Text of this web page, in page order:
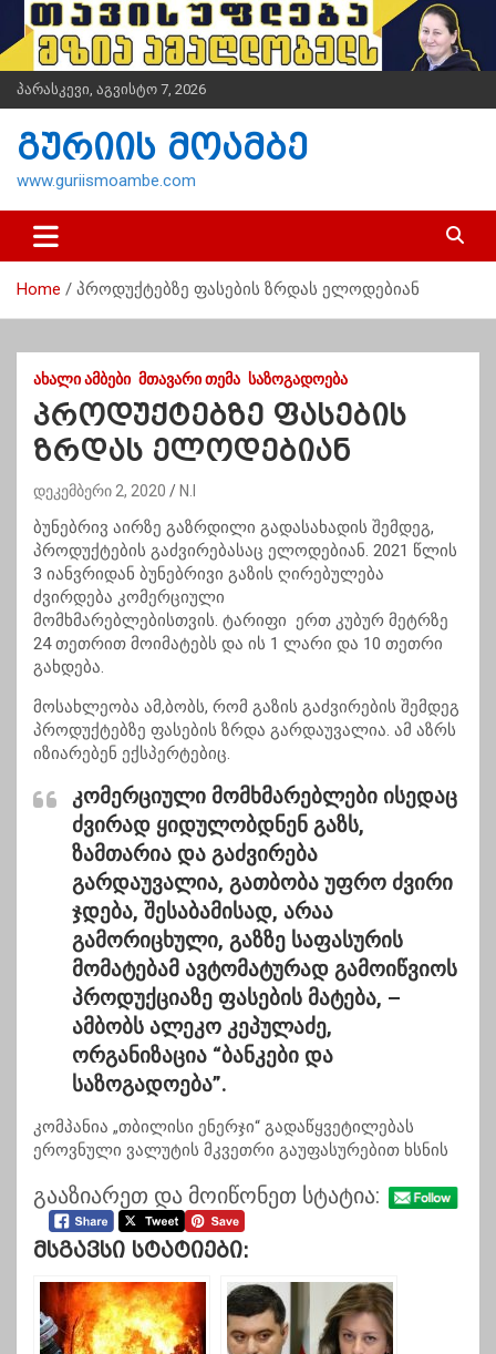
i
t
n
პარასკევი, აგვისტო 7, 2026
გურიის მოამბე
www.guriismoambe.com
Home პროდუქტებზე ფასების ზრდას ელოდებიან
ᲐᲮᲐᲚᲘ ᲐᲛᲑᲔᲑᲘ ᲛᲗᲐᲕᲐᲠᲘ ᲗᲔᲛᲐ ᲡᲐᲖᲝᲒᲐᲓᲝᲔᲑᲐ
პროდუქტებზე ფასების
ზრდას ელოდებიან
დეკემბერი 2, 2020 N.I
ბუნებრივ აირზე გაზრდილი გადასახადის შემდეგ,
პროდუქტების გაძვირებასაც ელოდებიან. 2021 წლის
3 იანვრიდან ბუნებრივი გაზის ღირებულება
ძვირდება კომერციული
მომხმარებლებისთვის. ტარიფი ერთ კუბურ მეტრზე
24 თეთრით მოიმატებს და ის 1 ლარი და 10 თეთრი
გახდება.
მოსახლეობა ამ,ბობს, რომ გაზის გაძვირების შემდეგ
პროდუქტებზე ფასების ზრდა გარდაუვალია. ამ აზრს
იზიარებენ ექსპერტებიც.
კომერციული მომხმარებლები ისედაც
ძვირად ყიდულობდნენ გაზს,
ზამთარია და გაძვირება
გარდაუვალია, გათბობა უფრო ძვირი
ჯდება, შესაბამისად, არაა
გამორიცხული, გაზზე საფასურის
მომატებამ ავტომატურად გამოიწვიოს
პროდუქციაზე ფასების მატება, –
ამბობს ალეკო კეპულაძე,
ორგანიზაცია “ბანკები და
საზოგადოება”.
კომპანია „თბილისი ენერჯი“ გადაწყვეტილებას
ეროვნული ვალუტის მკვეთრი გაუფასურებით ხსნის
გააზიარეთ და მოიწონეთ სტატია:
Მსგავსი Სტატიები: